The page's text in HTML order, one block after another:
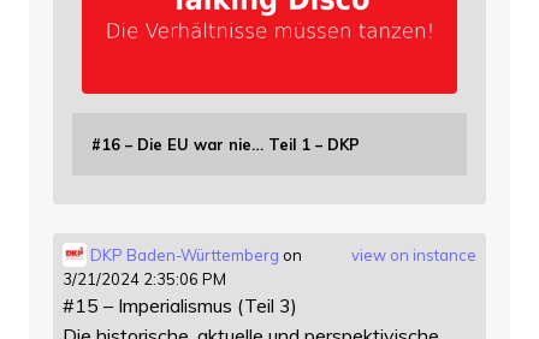
#16 – Die EU war nie… Teil 1 – DKP
view on instance
DKP Baden-Württemberg on
3/21/2024 2:35:06 PM
#15 – Imperialismus (Teil 3)